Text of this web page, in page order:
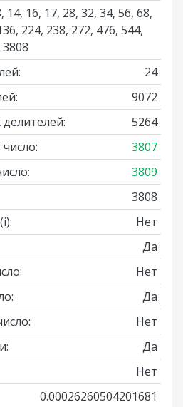
14, 16, 17, 28, 32, 34, 56, 68,
224, 238, 272, 476, 544,
24
9072
5264
3807
3809
3808
(i):
Нет
Да
Нет
Да
Нет
Да
Нет
0.00026260504201681